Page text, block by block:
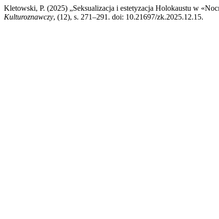
Kletowski, P. (2025) „Seksualizacja i estetyzacja Holokaustu w
Kulturoznawczy, (12), s. 271–291. doi: 10.21697/zk.2025.12.15.